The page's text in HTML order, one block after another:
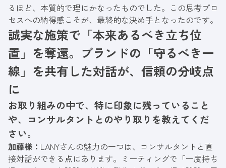
るほど、本質的で理にかなったものでした。この思考プロ
セスへの納得感こそが、最終的な決め手となったのです。
誠実な施策で「本来あるべき立ち位
置」を奪還。ブランドの「守るべき一
線」を共有した対話が、信頼の分岐点
に
お取り組みの中で、特に印象に残っていること
や、コンサルタントとのやり取りを教えてくだ
さい。
加藤様： LANYさんの魅力の一つは、コンサルタントと直
接対話ができる点にあります。ミーティングで「一度持ち